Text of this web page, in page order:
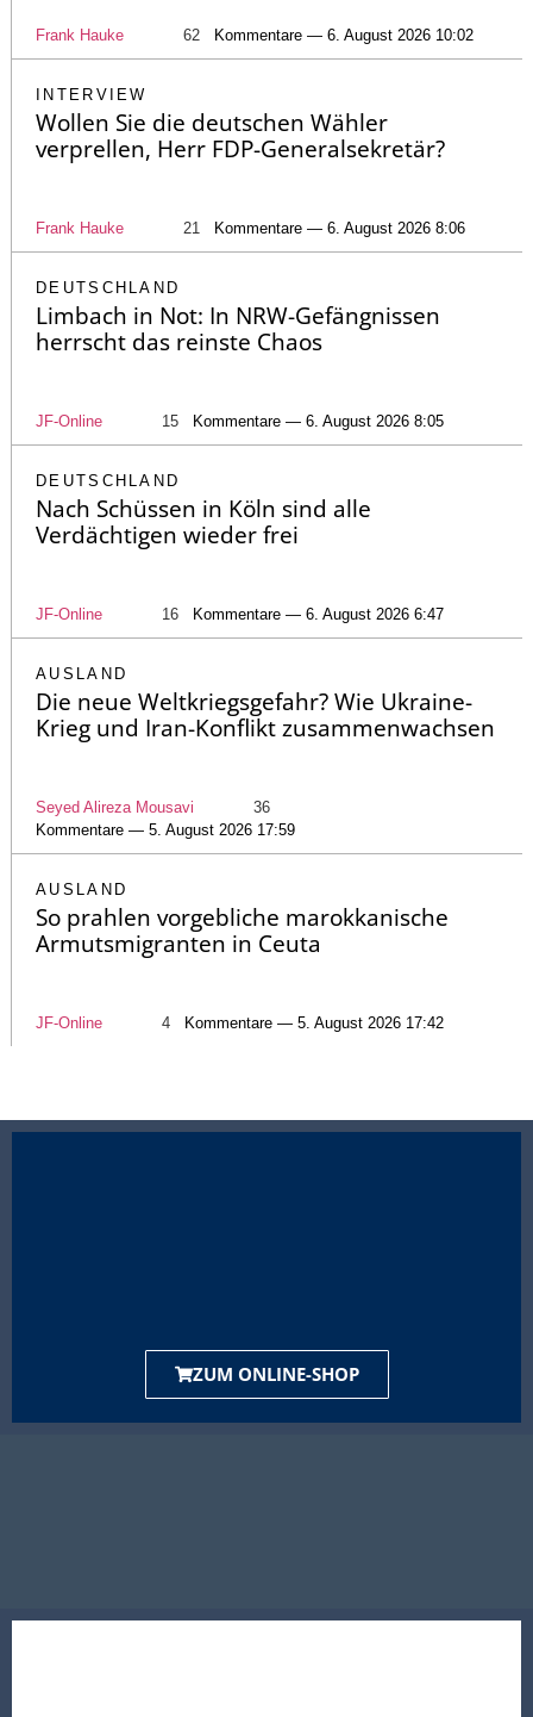
Frank Hauke 62 Kommentare — 6. August 2026 10:02
INTERVIEW
Wollen Sie die deutschen Wähler
verprellen, Herr FDP-Generalsekretär?
Frank Hauke 21 Kommentare — 6. August 2026 8:06
DEUTSCHLAND
Limbach in Not: In NRW-Gefängnissen
herrscht das reinste Chaos
JF-Online 15 Kommentare — 6. August 2026 8:05
DEUTSCHLAND
Nach Schüssen in Köln sind alle
Verdächtigen wieder frei
JF-Online 16 Kommentare — 6. August 2026 6:47
AUSLAND
Die neue Weltkriegsgefahr? Wie Ukraine-
Krieg und Iran-Konflikt zusammenwachsen
Seyed Alireza Mousavi
36
Kommentare — 5. August 2026 17:59
AUSLAND
So prahlen vorgebliche marokkanische
Armutsmigranten in Ceuta
JF-Online 4 Kommentare — 5. August 2026 17:42
ZUM ONLINE-SHOP